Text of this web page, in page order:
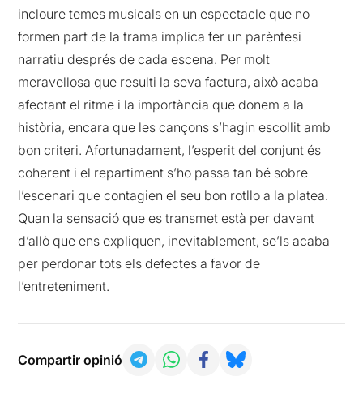
incloure temes musicals en un espectacle que no
formen part de la trama implica fer un parèntesi
narratiu després de cada escena. Per molt
meravellosa que resulti la seva factura, això acaba
afectant el ritme i la importància que donem a la
història, encara que les cançons s’hagin escollit amb
bon criteri. Afortunadament, l’esperit del conjunt és
coherent i el repartiment s’ho passa tan bé sobre
l’escenari que contagien el seu bon rotllo a la platea.
Quan la sensació que es transmet està per davant
d’allò que ens expliquen, inevitablement, se’ls acaba
per perdonar tots els defectes a favor de
l’entreteniment.
Compartir opinió